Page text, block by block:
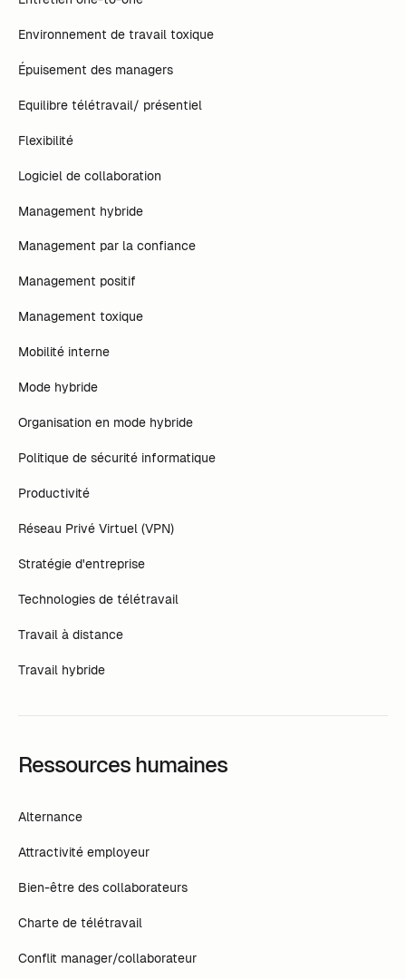
Environnement de travail toxique
Épuisement des managers
Equilibre télétravail/ présentiel
Flexibilité
Logiciel de collaboration
Management hybride
Management par la confiance
Management positif
Management toxique
Mobilité interne
Mode hybride
Organisation en mode hybride
Politique de sécurité informatique
Productivité
Réseau Privé Virtuel (VPN)
Stratégie d'entreprise
Technologies de télétravail
Travail à distance
Travail hybride
Ressources humaines
Alternance
Attractivité employeur
Bien-être des collaborateurs
Charte de télétravail
Conflit manager/collaborateur